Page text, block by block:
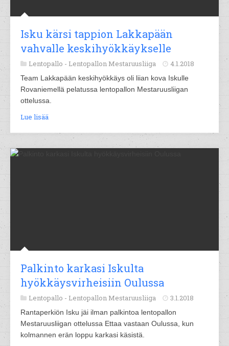
Isku kärsi tappion Lakkapään
vahvalle keskihyökkäykselle
Lentopallo - Lentopallon Mestaruusliiga 4.1.2018
Team Lakkapään keskihyökkäys oli liian kova Iskulle
Rovaniemellä pelatussa lentopallon Mestaruusliigan
ottelussa.
Lue lisää
Palkinto karkasi Iskulta
hyökkäysvirheisiin Oulussa
Lentopallo - Lentopallon Mestaruusliiga 3.1.2018
Rantaperkiön Isku jäi ilman palkintoa lentopallon
Mestaruusliigan ottelussa Ettaa vastaan Oulussa, kun
kolmannen erän loppu karkasi käsistä.